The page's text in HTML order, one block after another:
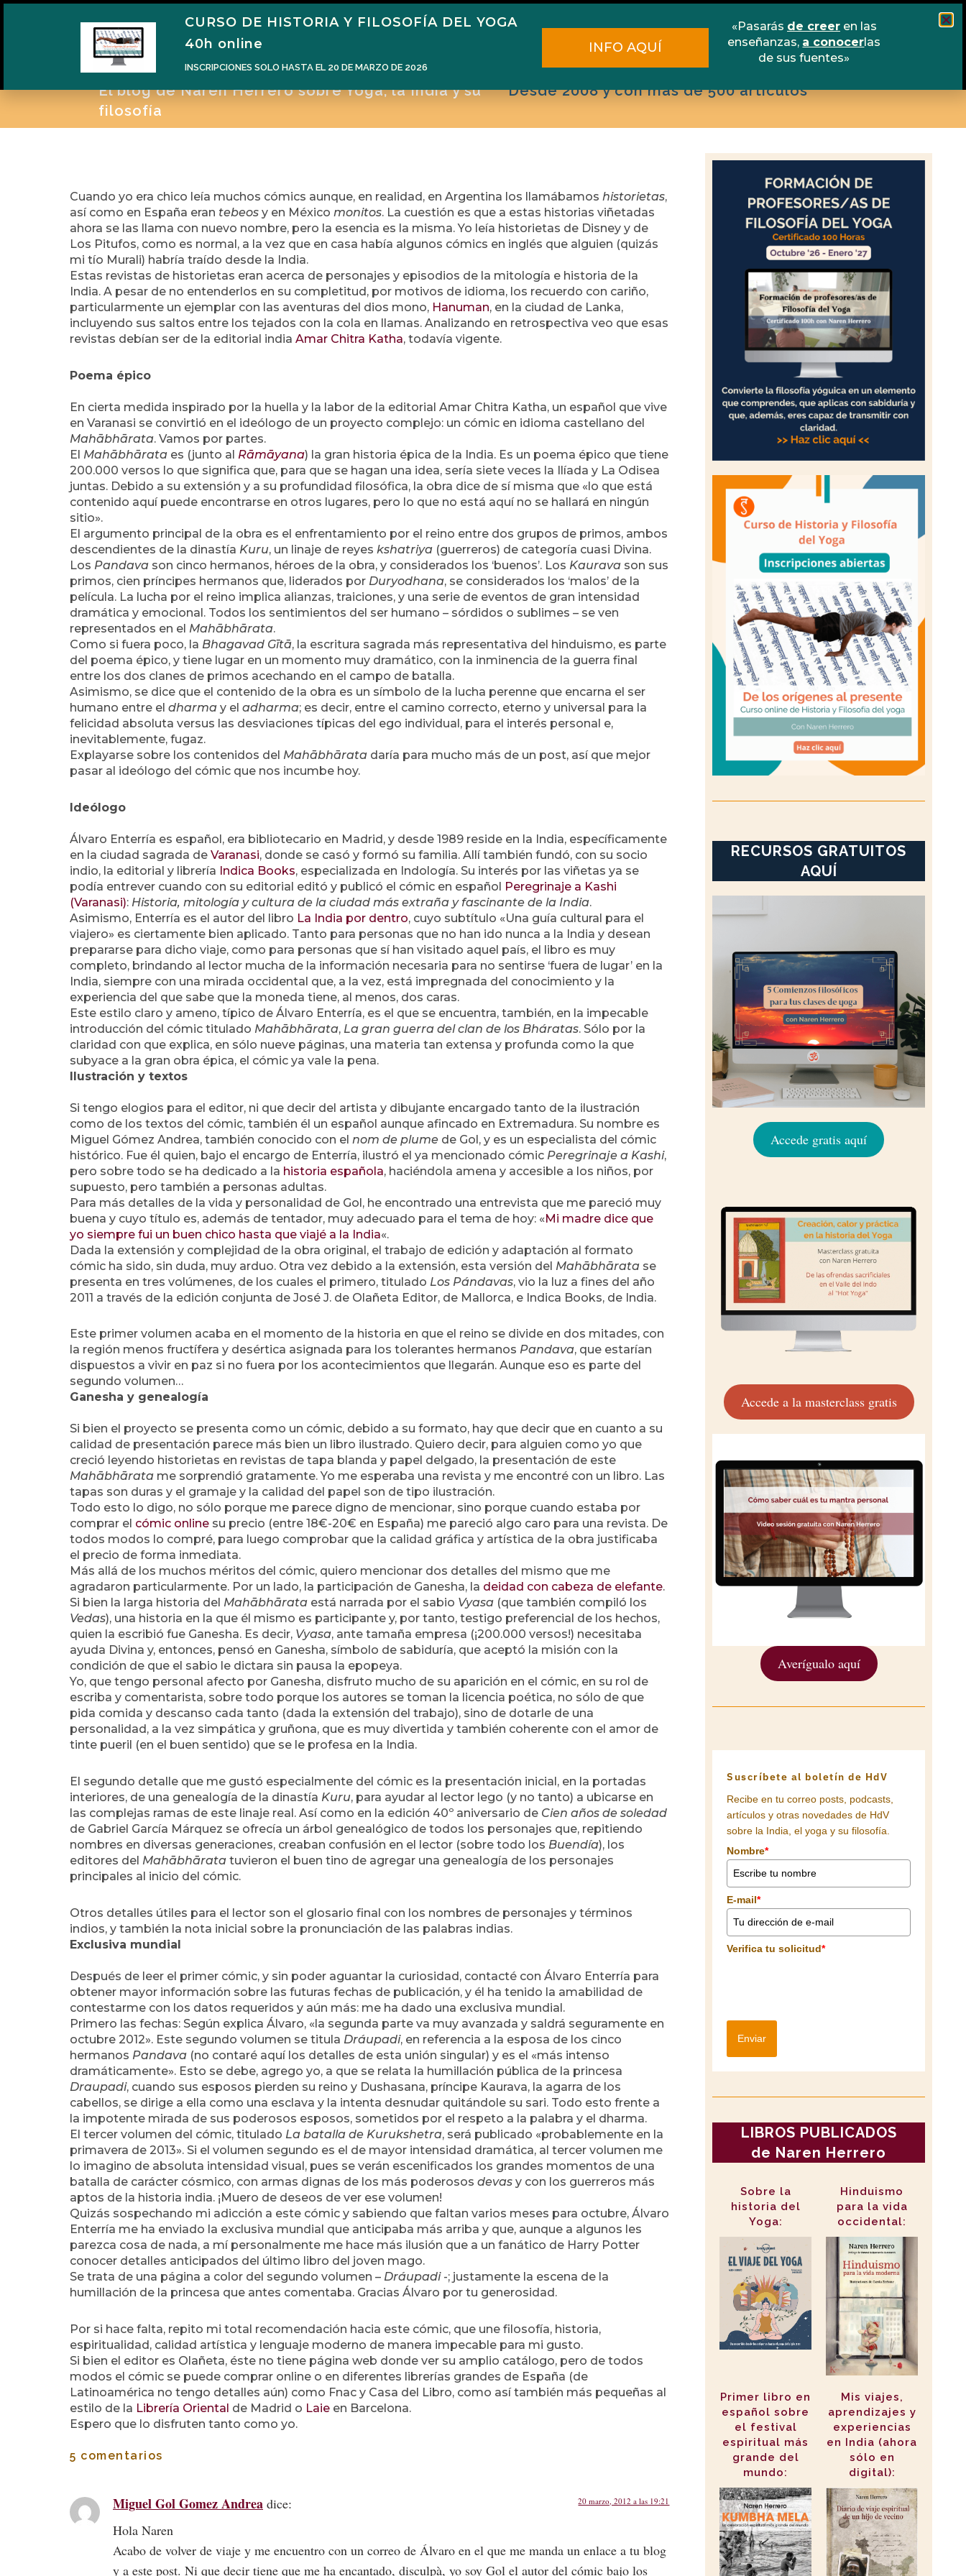
Home Narén Herrero Blog Libros Contacto
El blog de Naren Herrero sobre Yoga, la India y su
filosofía
Desde 2008 y con más de 500 artículos
Cuando yo era chico leía muchos cómics aunque, en realidad, en Argentina los llamábamos historietas,
así como en España eran tebeos y en México monitos. La cuestión es que a estas historias viñetadas
ahora se las llama con nuevo nombre, pero la esencia es la misma. Yo leía historietas de Disney y de
Los Pitufos, como es normal, a la vez que en casa había algunos cómics en inglés que alguien (quizás
mi tío Murali) habría traído desde la India.
Estas revistas de historietas eran acerca de personajes y episodios de la mitología e historia de la
India. A pesar de no entenderlos en su completitud, por motivos de idioma, los recuerdo con cariño,
particularmente un ejemplar con las aventuras del dios mono, Hanuman, en la ciudad de Lanka,
incluyendo sus saltos entre los tejados con la cola en llamas. Analizando en retrospectiva veo que esas
revistas debían ser de la editorial india Amar Chitra Katha, todavía vigente.
Poema épico
En cierta medida inspirado por la huella y la labor de la editorial Amar Chitra Katha, un español que vive
en Varanasi se convirtió en el ideólogo de un proyecto complejo: un cómic en idioma castellano del
Mahābhārata. Vamos por partes.
El Mahābhārata es (junto al Rāmāyana) la gran historia épica de la India. Es un poema épico que tiene
200.000 versos lo que significa que, para que se hagan una idea, sería siete veces la Ilíada y La Odisea
juntas. Debido a su extensión y a su profundidad filosófica, la obra dice de sí misma que «lo que está
contenido aquí puede encontrarse en otros lugares, pero lo que no está aquí no se hallará en ningún
sitio».
El argumento principal de la obra es el enfrentamiento por el reino entre dos grupos de primos, ambos
descendientes de la dinastía Kuru, un linaje de reyes kshatriya (guerreros) de categoría cuasi Divina.
Los Pandava son cinco hermanos, héroes de la obra, y considerados los ‘buenos’. Los Kaurava son sus
primos, cien príncipes hermanos que, liderados por Duryodhana, se considerados los ‘malos’ de la
película. La lucha por el reino implica alianzas, traiciones, y una serie de eventos de gran intensidad
dramática y emocional. Todos los sentimientos del ser humano – sórdidos o sublimes – se ven
representados en el Mahābhārata.
Como si fuera poco, la Bhagavad Gītā, la escritura sagrada más representativa del hinduismo, es parte
del poema épico, y tiene lugar en un momento muy dramático, con la inminencia de la guerra final
entre los dos clanes de primos acechando en el campo de batalla.
Asimismo, se dice que el contenido de la obra es un símbolo de la lucha perenne que encarna el ser
humano entre el dharma y el adharma; es decir, entre el camino correcto, eterno y universal para la
felicidad absoluta versus las desviaciones típicas del ego individual, para el interés personal e,
inevitablemente, fugaz.
Explayarse sobre los contenidos del Mahābhārata daría para mucho más de un post, así que mejor
pasar al ideólogo del cómic que nos incumbe hoy.
Ideólogo
Álvaro Enterría es español, era bibliotecario en Madrid, y desde 1989 reside en la India, específicamente
en la ciudad sagrada de Varanasi, donde se casó y formó su familia. Allí también fundó, con su socio
indio, la editorial y librería Indica Books, especializada en Indología. Su interés por las viñetas ya se
podía entrever cuando con su editorial editó y publicó el cómic en español Peregrinaje a Kashi
(Varanasi): Historia, mitología y cultura de la ciudad más extraña y fascinante de la India.
Asimismo, Enterría es el autor del libro La India por dentro, cuyo subtítulo «Una guía cultural para el
viajero» es ciertamente bien aplicado. Tanto para personas que no han ido nunca a la India y desean
prepararse para dicho viaje, como para personas que sí han visitado aquel país, el libro es muy
completo, brindando al lector mucha de la información necesaria para no sentirse ‘fuera de lugar’ en la
India, siempre con una mirada occidental que, a la vez, está impregnada del conocimiento y la
experiencia del que sabe que la moneda tiene, al menos, dos caras.
Este estilo claro y ameno, típico de Álvaro Enterría, es el que se encuentra, también, en la impecable
introducción del cómic titulado Mahābhārata, La gran guerra del clan de los Bháratas. Sólo por la
claridad con que explica, en sólo nueve páginas, una materia tan extensa y profunda como la que
subyace a la gran obra épica, el cómic ya vale la pena.
Ilustración y textos
Si tengo elogios para el editor, ni que decir del artista y dibujante encargado tanto de la ilustración
como de los textos del cómic, también él un español aunque afincado en Extremadura. Su nombre es
Miguel Gómez Andrea, también conocido con el nom de plume de Gol, y es un especialista del cómic
histórico. Fue él quien, bajo el encargo de Enterría, ilustró el ya mencionado cómic Peregrinaje a Kashi,
pero sobre todo se ha dedicado a la historia española, haciéndola amena y accesible a los niños, por
supuesto, pero también a personas adultas.
Para más detalles de la vida y personalidad de Gol, he encontrado una entrevista que me pareció muy
buena y cuyo título es, además de tentador, muy adecuado para el tema de hoy: «Mi madre dice que
yo siempre fui un buen chico hasta que viajé a la India«.
Dada la extensión y complejidad de la obra original, el trabajo de edición y adaptación al formato
cómic ha sido, sin duda, muy arduo. Otra vez debido a la extensión, esta versión del Mahābhārata se
presenta en tres volúmenes, de los cuales el primero, titulado Los Pándavas, vio la luz a fines del año
2011 a través de la edición conjunta de José J. de Olañeta Editor, de Mallorca, e Indica Books, de India.
Este primer volumen acaba en el momento de la historia en que el reino se divide en dos mitades, con
la región menos fructífera y desértica asignada para los tolerantes hermanos Pandava, que estarían
dispuestos a vivir en paz si no fuera por los acontecimientos que llegarán. Aunque eso es parte del
segundo volumen…
Ganesha y genealogía
Si bien el proyecto se presenta como un cómic, debido a su formato, hay que decir que en cuanto a su
calidad de presentación parece más bien un libro ilustrado. Quiero decir, para alguien como yo que
creció leyendo historietas en revistas de tapa blanda y papel delgado, la presentación de este
Mahābhārata me sorprendió gratamente. Yo me esperaba una revista y me encontré con un libro. Las
tapas son duras y el gramaje y la calidad del papel son de tipo ilustración.
Todo esto lo digo, no sólo porque me parece digno de mencionar, sino porque cuando estaba por
comprar el cómic online su precio (entre 18€-20€ en España) me pareció algo caro para una revista. De
todos modos lo compré, para luego comprobar que la calidad gráfica y artística de la obra justificaba
el precio de forma inmediata.
Más allá de los muchos méritos del cómic, quiero mencionar dos detalles del mismo que me
agradaron particularmente. Por un lado, la participación de Ganesha, la deidad con cabeza de elefante.
Si bien la larga historia del Mahābhārata está narrada por el sabio Vyasa (que también compiló los
Vedas), una historia en la que él mismo es participante y, por tanto, testigo preferencial de los hechos,
quien la escribió fue Ganesha. Es decir, Vyasa, ante tamaña empresa (¡200.000 versos!) necesitaba
ayuda Divina y, entonces, pensó en Ganesha, símbolo de sabiduría, que aceptó la misión con la
condición de que el sabio le dictara sin pausa la epopeya.
Yo, que tengo personal afecto por Ganesha, disfruto mucho de su aparición en el cómic, en su rol de
escriba y comentarista, sobre todo porque los autores se toman la licencia poética, no sólo de que
pida comida y descanso cada tanto (dada la extensión del trabajo), sino de dotarle de una
personalidad, a la vez simpática y gruñona, que es muy divertida y también coherente con el amor de
tinte pueril (en el buen sentido) que se le profesa en la India.
El segundo detalle que me gustó especialmente del cómic es la presentación inicial, en la portadas
interiores, de una genealogía de la dinastía Kuru, para ayudar al lector lego (y no tanto) a ubicarse en
las complejas ramas de este linaje real. Así como en la edición 40º aniversario de Cien años de soledad
de Gabriel García Márquez se ofrecía un árbol genealógico de todos los personajes que, repitiendo
nombres en diversas generaciones, creaban confusión en el lector (sobre todo los Buendía), los
editores del Mahābhārata tuvieron el buen tino de agregar una genealogía de los personajes
principales al inicio del cómic.
Otros detalles útiles para el lector son el glosario final con los nombres de personajes y términos
indios, y también la nota inicial sobre la pronunciación de las palabras indias.
Exclusiva mundial
Después de leer el primer cómic, y sin poder aguantar la curiosidad, contacté con Álvaro Enterría para
obtener mayor información sobre las futuras fechas de publicación, y él ha tenido la amabilidad de
contestarme con los datos requeridos y aún más: me ha dado una exclusiva mundial.
Primero las fechas: Según explica Álvaro, «la segunda parte va muy avanzada y saldrá seguramente en
octubre 2012». Este segundo volumen se titula Dráupadi, en referencia a la esposa de los cinco
hermanos Pandava (no contaré aquí los detalles de esta unión singular) y es el «más intenso
dramáticamente». Esto se debe, agrego yo, a que se relata la humillación pública de la princesa
Draupadi, cuando sus esposos pierden su reino y Dushasana, príncipe Kaurava, la agarra de los
cabellos, se dirige a ella como una esclava y la intenta desnudar quitándole su sari. Todo esto frente a
la impotente mirada de sus poderosos esposos, sometidos por el respeto a la palabra y el dharma.
El tercer volumen del cómic, titulado La batalla de Kurukshetra, será publicado «probablemente en la
primavera de 2013». Si el volumen segundo es el de mayor intensidad dramática, al tercer volumen me
lo imagino de absoluta intensidad visual, pues se verán escenificados los grandes momentos de una
batalla de carácter cósmico, con armas dignas de los más poderosos devas y con los guerreros más
aptos de la historia india. ¡Muero de deseos de ver ese volumen!
Quizás sospechando mi adicción a este cómic y sabiendo que faltan varios meses para octubre, Álvaro
Enterría me ha enviado la exclusiva mundial que anticipaba más arriba y que, aunque a algunos les
parezca cosa de nada, a mí personalmente me hace más ilusión que a un fanático de Harry Potter
conocer detalles anticipados del último libro del joven mago.
Se trata de una página a color del segundo volumen – Dráupadi-; justamente la escena de la
humillación de la princesa que antes comentaba. Gracias Álvaro por tu generosidad.
Por si hace falta, repito mi total recomendación hacia este cómic, que une filosofía, historia,
espiritualidad, calidad artística y lenguaje moderno de manera impecable para mi gusto.
Si bien el editor es Olañeta, éste no tiene página web donde ver su amplio catálogo, pero de todos
modos el cómic se puede comprar online o en diferentes librerías grandes de España (de
Latinoamérica no tengo detalles aún) como Fnac y Casa del Libro, como así también más pequeñas al
estilo de la Librería Oriental de Madrid o Laie en Barcelona.
Espero que lo disfruten tanto como yo.
5 comentarios
Miguel Gol Gomez Andrea dice: 20 marzo, 2012 a las 19:21
Hola Naren
Acabo de volver de viaje y me encuentro con un correo de Álvaro en el que me manda un enlace a tu blog
y a este post. Ni que decir tiene que me ha encantado, disculpà, yo soy Gol el autor del cómic bajo los
RECURSOS GRATUITOS
AQUÍ
Accede gratis aquí
Accede a la masterclass gratis
Averígualo aquí
Suscríbete al boletín de HdV
Recibe en tu correo posts, podcasts,
artículos y otras novedades de HdV
sobre la India, el yoga y su filosofía.
Nombre*
E-mail*
Verifica tu solicitud*
Enviar
LIBROS PUBLICADOS
de Naren Herrero
Sobre la
historia del
Yoga:
Hinduismo
para la vida
occidental:
Primer libro en
español sobre
el festival
espiritual más
grande del
mundo:
Mis viajes,
aprendizajes y
experiencias
en India (ahora
sólo en
digital):
CURSO DE HISTORIA Y FILOSOFÍA DEL YOGA
40h online
INSCRIPCIONES SOLO HASTA EL 20 DE MARZO DE 2026
INFO AQUÍ
«Pasarás de creeren las
enseñanzas, a conocerlas
de sus fuentes»